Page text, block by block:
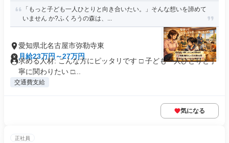
「もっと子ども一人ひとりと向き合いたい。」そんな想いを諦めて
いません か?ふくろうの森は、...
愛知県北名古屋市弥勒寺東
月給23万円～27万円
求める人材: こんな方にピッタリです □ 子ども一人ひとりと丁
寧に関わりたい □...
交通費支給
気になる
正社員